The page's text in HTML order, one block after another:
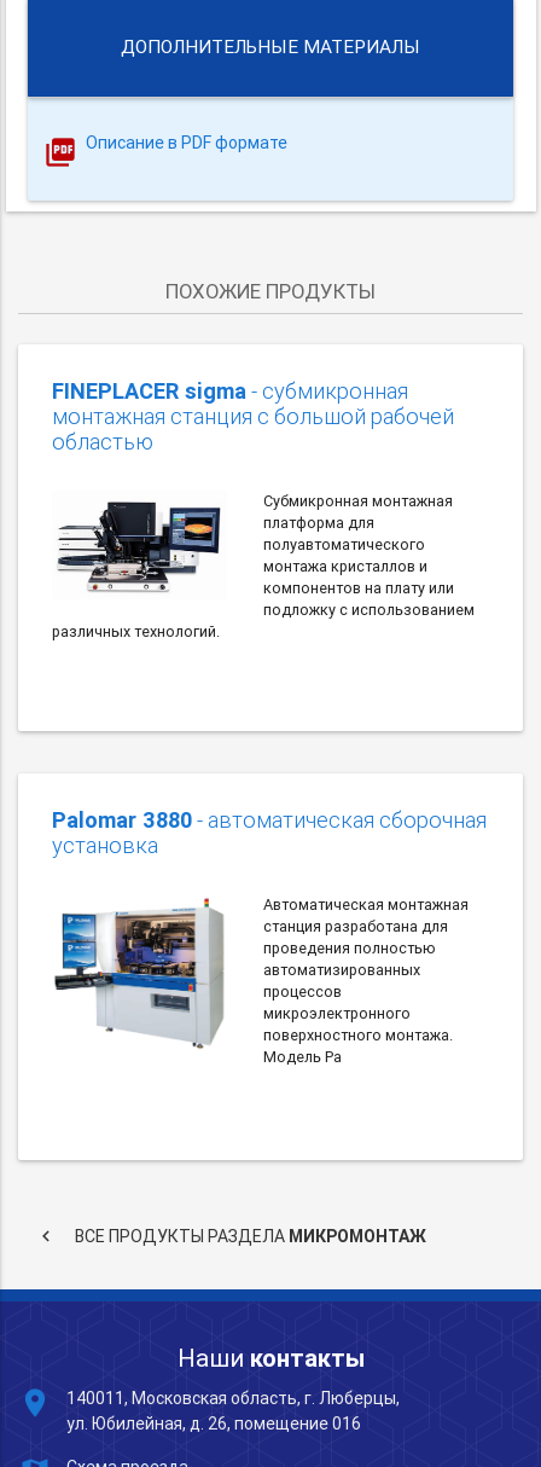
ДОПОЛНИТЕЛЬНЫЕ МАТЕРИАЛЫ
Описание в PDF формате
ПОХОЖИЕ ПРОДУКТЫ
FINEPLACER sigma- субмикронная
монтажная станция с большой рабочей
областью
Субмикронная монтажная
платформа для
полуавтоматического
монтажа кристаллов и
компонентов на плату или
подложку с использованием
различных технологий.
Palomar 3880- автоматическая сборочная
установка
Автоматическая монтажная
станция разработана для
проведения полностью
автоматизированных
процессов
микроэлектронного
поверхностного монтажа.
Модель Pa
keyboard_arrow_left ВСЕ ПРОДУКТЫ РАЗДЕЛА МИКРОМОНТАЖ
Наши контакты
place
140011, Московская область, г. Люберцы,
ул. Юбилейная, д. 26, помещение 016